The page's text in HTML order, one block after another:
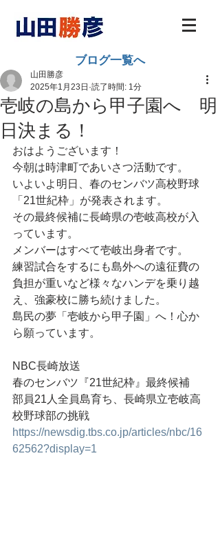
ブログ一覧へ
壱岐の島から甲子園へ 明
日決まる！
山田勝彦
2025年1月23日 読了時間: 1分
おはようございます！
今朝は時津町であいさつ活動です。
いよいよ明日、春のセンバツ高校野球
「21世紀枠」が発表されます。
その最終候補に長崎県の壱岐高校が入
っています。
メンバーはすべて壱岐出身者です。
練習試合をするにも島外への遠征費の
負担が重いなど様々なハンデを乗り越
え、強豪校に勝ち続けました。
島民の夢「壱岐から甲子園」へ！心か
ら願っています。
NBC長崎放送
春のセンバツ『21世紀枠』最終候補
部員21人全員島育ち、長崎県立壱岐高
校野球部の挑戦
https://newsdig.tbs.co.jp/articles/nbc/16
62562?display=1